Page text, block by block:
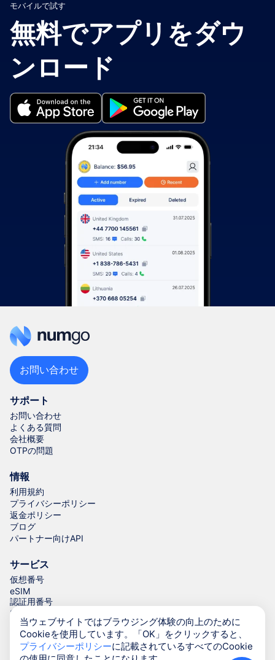
モバイルで試す
無料でアプリをダウ
ンロード
サポート
お問い合わせ
よくある質問
会社概要
OTPの問題
情報
利用規約
プライバシーポリシー
返金ポリシー
ブログ
パートナー向けAPI
サービス
仮想番号
eSIM
認証用番号
電話番号ジェネレーター
お問い合わせ
© Numgo LLP, 2026 (Stoney Works, 8 Stoney Lane, London,
当ウェブサイトではブラウジング体験の向上のために
Cookieを使用しています。「OK」をクリックすると、
プライバシーポリシーに記載されているすべてのCookie